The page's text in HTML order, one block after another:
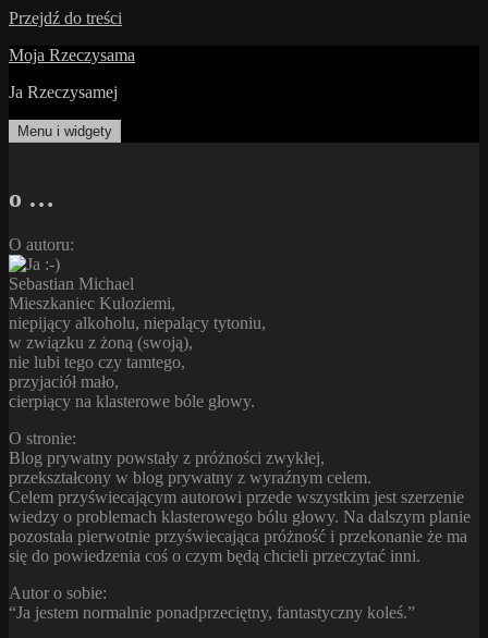
Przejdź do treści
Moja Rzeczysama
Ja Rzeczysamej
Menu i widgety
o …
O autoru:
Sebastian Michael
Mieszkaniec Kuloziemi,
niepijący alkoholu, niepalący tytoniu,
w związku z żoną (swoją),
nie lubi tego czy tamtego,
przyjaciół mało,
cierpiący na klasterowe bóle głowy.
O stronie:
Blog prywatny powstały z próżności zwykłej,
przekształcony w blog prywatny z wyraźnym celem.
Celem przyświecającym autorowi przede wszystkim jest szerzenie
wiedzy o problemach klasterowego bólu głowy. Na dalszym planie
pozostała pierwotnie przyświecająca próżność i przekonanie że ma
się do powiedzenia coś o czym będą chcieli przeczytać inni.
Autor o sobie:
“Ja jestem normalnie ponadprzeciętny, fantastyczny koleś.”